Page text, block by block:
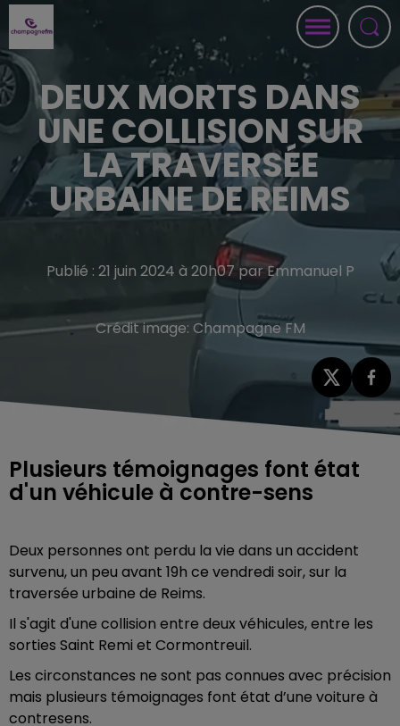
DEUX MORTS DANS
UNE COLLISION SUR
LA TRAVERSÉE
URBAINE DE REIMS
Publié : 21 juin 2024 à 20h07 par Emmanuel P
Crédit image: Champagne FM
Plusieurs témoignages font état
d'un véhicule à contre-sens
Deux personnes ont perdu la vie dans un accident
survenu, un peu avant 19h ce vendredi soir, sur la
traversée urbaine de Reims.
Il s'agit d'une collision entre deux véhicules, entre les
sorties Saint Remi et Cormontreuil.
Les circonstances ne sont pas connues avec précision
mais plusieurs témoignages font état d’une voiture à
contresens.